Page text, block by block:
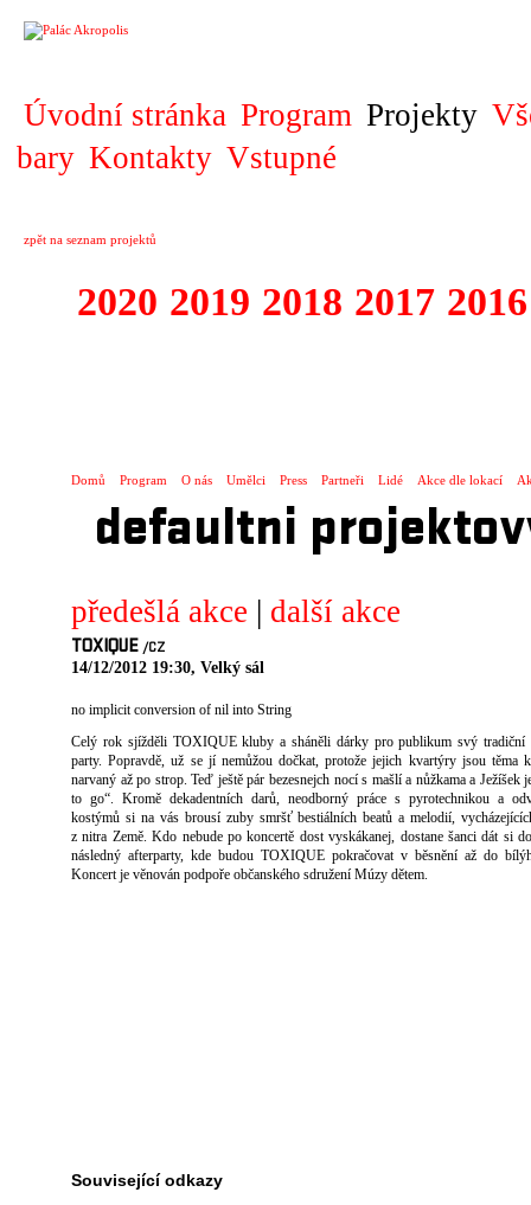
Úvodní stránka Program Projekty
bary Kontakty Vstupné
zpět na seznam projektů
2020 2019 2018 2017 2016
Domů Program O nás Umělci Press Partneři Lidé Akce dle lokací
defaultni
předešlá akce | další akce
TOXIQUE /CZ
14/12/2012 19:30, Velký sál
no implicit conversion of nil into String
Celý rok sjížděli TOXIQUE kluby a sháněli dárky pro publikum svý tradiční
party. Popravdě, už se jí nemůžou dočkat, protože jejich kvartýry jsou těma
narvaný až po strop. Teď ještě pár bezesnejch nocí s mašlí a nůžkama a Ježíšek
to go“. Kromě dekadentních darů, neodborný práce s pyrotechnikou a
kostýmů si na vás brousí zuby smršť bestiálních beatů a melodií,
z nitra Země. Kdo nebude po koncertě dost vyskákanej, dostane šanci dát si
následný afterparty, kde budou TOXIQUE pokračovat v běsnění až do
Koncert je věnován podpoře občanského sdružení Múzy dětem.
Související odkazy